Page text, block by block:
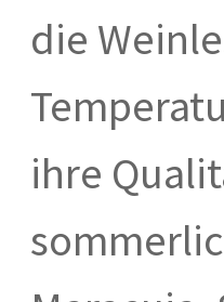
die
ihre